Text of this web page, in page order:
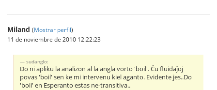
Miland (Mostrar perfil)
11 de noviembre de 2010 12:22:23
sudanglo:
Do ni apliku la analizon al la angla vorto 'boil'. Ĉu fluidaĵoj
povas 'boil' sen ke mi intervenu kiel aganto. Evidente jes..Do
'boli' en Esperanto estas ne-transitiva..